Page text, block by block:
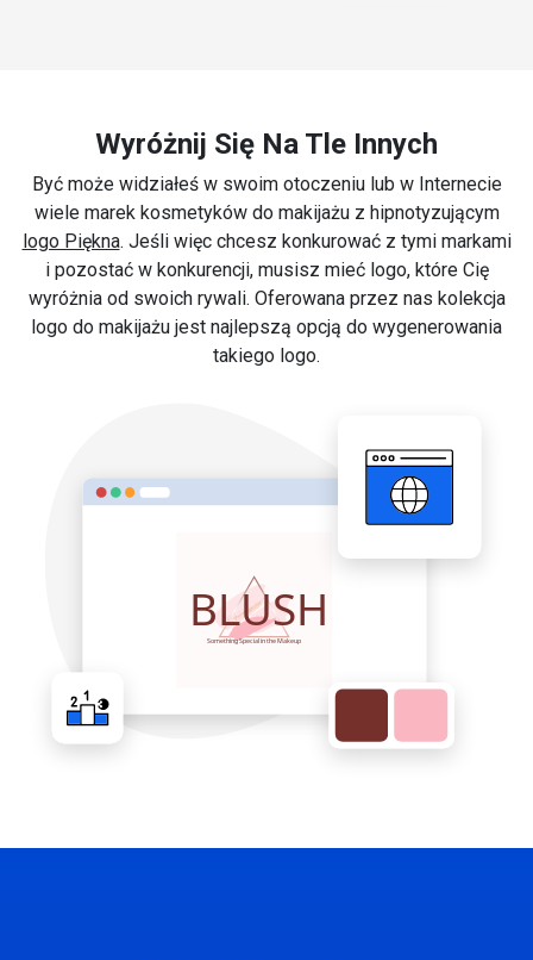
Wyróżnij Się Na Tle Innych
Być może widziałeś w swoim otoczeniu lub w Internecie
wiele marek kosmetyków do makijażu z hipnotyzującym
logo Piękna. Jeśli więc chcesz konkurować z tymi markami
i pozostać w konkurencji, musisz mieć logo, które Cię
wyróżnia od swoich rywali. Oferowana przez nas kolekcja
logo do makijażu jest najlepszą opcją do wygenerowania
takiego logo.